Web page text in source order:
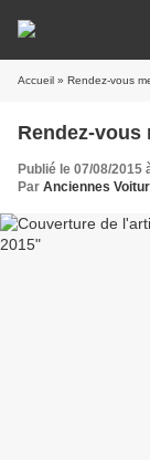
Accueil » Rendez-vous
Rendez-vous
Publié le 07/08/2015
Par Anciennes